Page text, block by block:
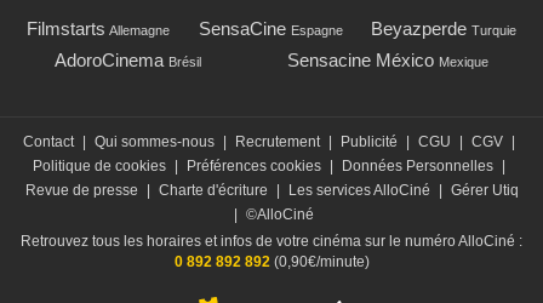
Filmstarts Allemagne SensaCine Espagne Beyazperde Turquie
AdoroCinema Brésil Sensacine México Mexique
Contact Qui sommes-nous Recrutement Publicité CGU CGV
Politique de cookies
Préférences cookies Données Personnelles
Revue de presse
Charte d'écriture Les services AlloCiné
Gérer Utiq
©AlloCiné
Retrouvez tous les horaires et infos de votre cinéma sur le numéro AlloCiné :
0 892 892 892(0,90€/minute)